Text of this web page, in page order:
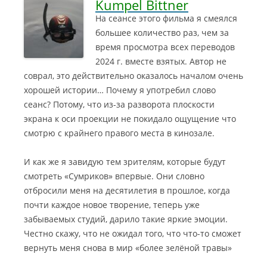
Kumpel Bittner
На сеансе этого фильма я смеялся
большее количество раз, чем за
время просмотра всех переводов
2024 г. вместе взятых. Автор не
соврал, это действительно оказалось началом очень
хорошей истории… Почему я употребил слово
сеанс? Потому, что из-за разворота плоскости
экрана к оси проекции не покидало ощущение что
смотрю с крайнего правого места в кинозале.
И как же я завидую тем зрителям, которые будут
смотреть «Сумриков» впервые. Они словно
отбросили меня на десятилетия в прошлое, когда
почти каждое новое творение, теперь уже
забываемых студий, дарило такие яркие эмоции.
Честно скажу, что не ожидал того, что что-то сможет
вернуть меня снова в мир «более зелёной травы»